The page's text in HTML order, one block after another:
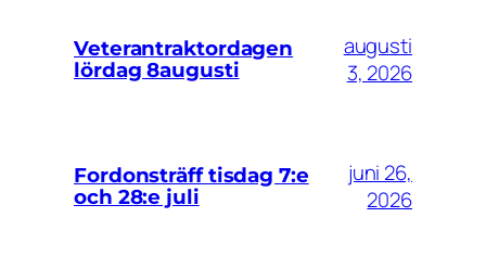
Veterantraktordagen
lördag 8augusti
augusti
3, 2026
Fordonsträff tisdag 7:e
och 28:e juli
juni 26,
2026